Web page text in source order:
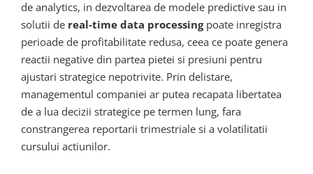
de analytics, in dezvoltarea de modele predictive sau in
solutii de real-time data processingpoate inregistra
perioade de profitabilitate redusa, ceea ce poate genera
reactii negative din partea pietei si presiuni pentru
ajustari strategice nepotrivite. Prin delistare,
managementul companiei ar putea recapata libertatea
de a lua decizii strategice pe termen lung, fara
constrangerea reportarii trimestriale si a volatilitatii
cursului actiunilor.